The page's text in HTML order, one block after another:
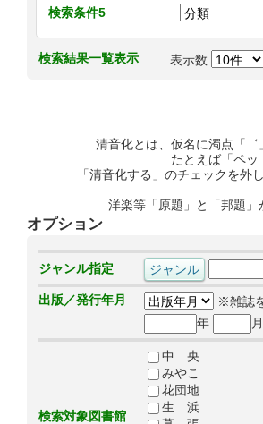
検索条件5
検索結果一覧表示 表示数
清音化とは、仮名に濁点「
たとえば「ペ
「清音化する」のチェックを
洋楽等「原題」と「邦題
オプション
ジャンル指定
出版／発行年月
※雑誌
年
検索対象図書館
中 央
みやこ
花団地
生 浜